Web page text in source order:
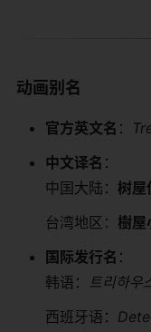
​动画别名​
​官方英文名​ ​：
​中文译名​ ​：
中国大陆：​ 树屋
台湾地区：​ 樹屋
​国际发行名​ ​：
韩语： 트리하우
西班牙语：